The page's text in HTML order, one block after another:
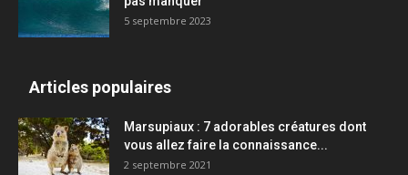
5 septembre 2023
Articles populaires
Marsupiaux : 7 adorables créatures dont
vous allez faire la connaissance...
2 septembre 2021